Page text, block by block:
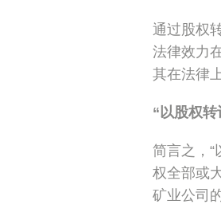
通过股权
法律效力
其在法律
“以股权
简言之，“
权全部或
矿业公司
业
权”的
合
效
力
问
题
评